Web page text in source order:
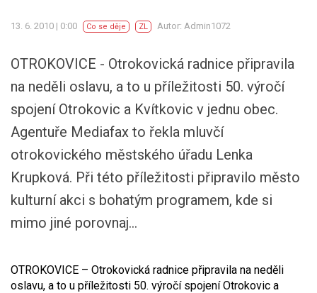
13. 6. 2010 | 0:00 Co se děje ZL Autor: Admin1072
OTROKOVICE - Otrokovická radnice připravila
na neděli oslavu, a to u příležitosti 50. výročí
spojení Otrokovic a Kvítkovic v jednu obec.
Agentuře Mediafax to řekla mluvčí
otrokovického městského úřadu Lenka
Krupková. Při této příležitosti připravilo město
kulturní akci s bohatým programem, kde si
mimo jiné porovnaj...
OTROKOVICE – Otrokovická radnice připravila na neděli
oslavu, a to u příležitosti 50. výročí spojení Otrokovic a